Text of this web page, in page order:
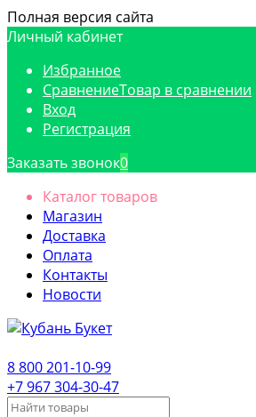
Полная версия сайта
Личный кабинет
Избранное
СравнениеТовар в сравнении
Вход
Регистрация
Заказать звонок0
Каталог товаров
Магазин
Доставка
Оплата
Контакты
Новости
8 800 201-10-99
+7 967 304-30-47